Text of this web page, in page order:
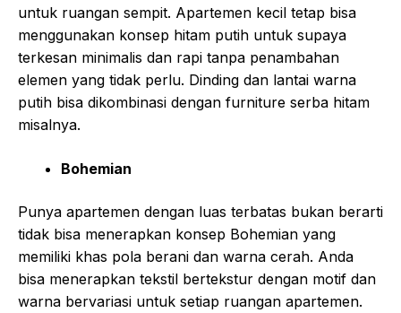
untuk ruangan sempit. Apartemen kecil tetap bisa
menggunakan konsep hitam putih untuk supaya
terkesan minimalis dan rapi tanpa penambahan
elemen yang tidak perlu. Dinding dan lantai warna
putih bisa dikombinasi dengan furniture serba hitam
misalnya.
Bohemian
Punya apartemen dengan luas terbatas bukan berarti
tidak bisa menerapkan konsep Bohemian yang
memiliki khas pola berani dan warna cerah. Anda
bisa menerapkan tekstil bertekstur dengan motif dan
warna bervariasi untuk setiap ruangan apartemen.